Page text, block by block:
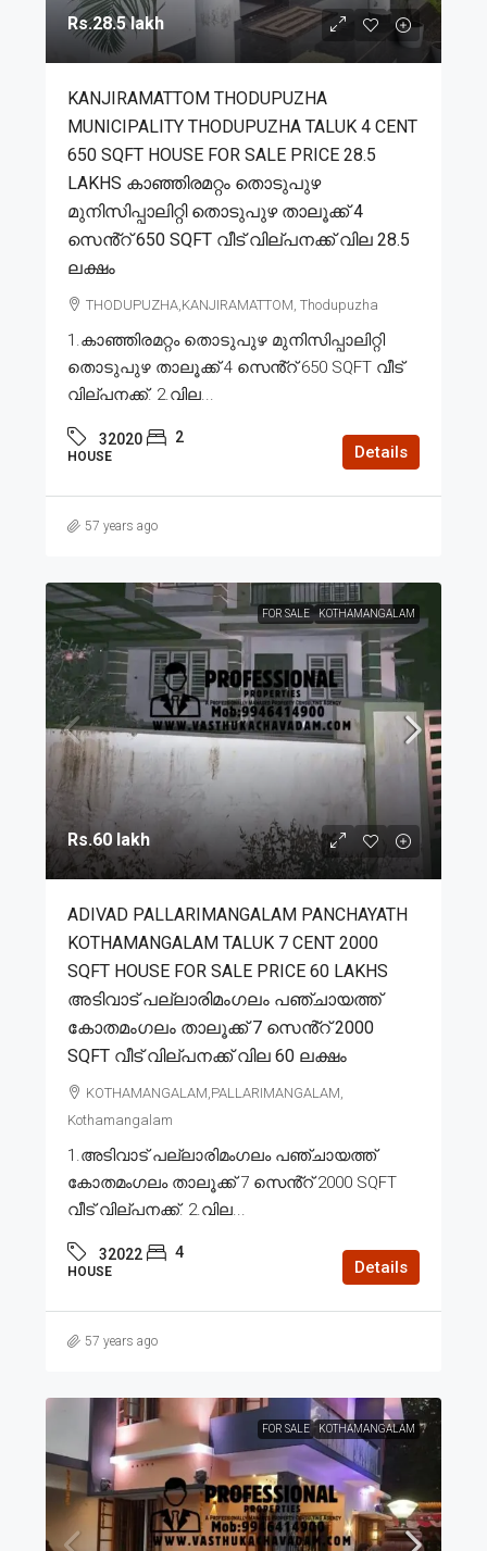
Rs.28.5 lakh
KANJIRAMATTOM THODUPUZHA
MUNICIPALITY THODUPUZHA TALUK 4 CENT
650 SQFT HOUSE FOR SALE PRICE 28.5
LAKHS കാഞ്ഞിരമറ്റം തൊടുപുഴ
മുനിസിപ്പാലിറ്റി തൊടുപുഴ താലൂക്ക് 4
സെൻ്റ് 650 SQFT വീട് വില്പനക്ക് വില 28.5
ലക്ഷം
THODUPUZHA,KANJIRAMATTOM, Thodupuzha
1.കാഞ്ഞിരമറ്റം തൊടുപുഴ മുനിസിപ്പാലിറ്റി
തൊടുപുഴ താലൂക്ക് 4 സെൻ്റ് 650 SQFT വീട്
വില്പനക്ക്. 2.വില...
32020 2
HOUSE Details
57 years ago
FOR SALE KOTHAMANGALAM
Rs.60 lakh
ADIVAD PALLARIMANGALAM PANCHAYATH
KOTHAMANGALAM TALUK 7 CENT 2000
SQFT HOUSE FOR SALE PRICE 60 LAKHS
അടിവാട് പല്ലാരിമംഗലം പഞ്ചായത്ത്
കോതമംഗലം താലൂക്ക് 7 സെൻ്റ് 2000
SQFT വീട് വില്പനക്ക് വില 60 ലക്ഷം
KOTHAMANGALAM,PALLARIMANGALAM,
Kothamangalam
1.അടിവാട് പല്ലാരിമംഗലം പഞ്ചായത്ത്
കോതമംഗലം താലൂക്ക് 7 സെൻ്റ് 2000 SQFT
വീട് വില്പനക്ക്. 2.വില...
32022 4
HOUSE Details
57 years ago
FOR SALE KOTHAMANGALAM